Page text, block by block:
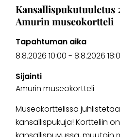
Kansallispukutuuletus
Amurin museokortteli
Tapahtuman aika
8.8.2026 10:00 - 8.8.2026
Sijainti
Amurin museokortteli
Museokorttelissa
kansallispukuja! Kortteliin